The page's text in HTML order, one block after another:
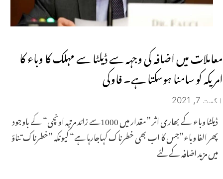
معاملات میں اضافہ کی وجہہ سے ڈیلٹا سے مہلک کا وباء کا
امریکہ کو سامنا ہوسکتا ہے۔ فاوکی
اگست 7, 2021
ڈیلٹا وباء کے بھاری اثر ”مقدار میں 1000سے زائد مرتبہ اونچی“ کے باوجود
پھر الفا وباء”جس کا اب بھی خطرناک کہاجارہا ہے“ کیونکہ ”خطرناک تناؤ
میں مزید اضافہ کے لئے